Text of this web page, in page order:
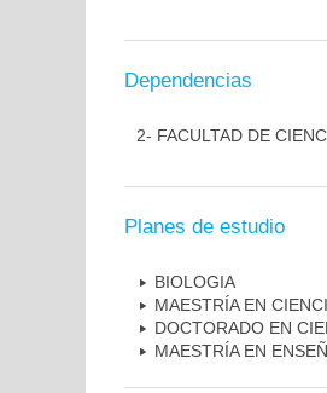
Dependencias
2- FACULTAD DE
Planes de estudio
BIOLOGIA
MAESTRÍA EN
DOCTORADO EN
MAESTRÍA EN